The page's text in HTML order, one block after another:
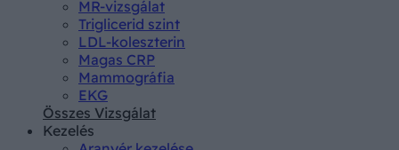
MR-vizsgálat
Triglicerid szint
LDL-koleszterin
Magas CRP
Mammográfia
EKG
Összes Vizsgálat
Kezelés